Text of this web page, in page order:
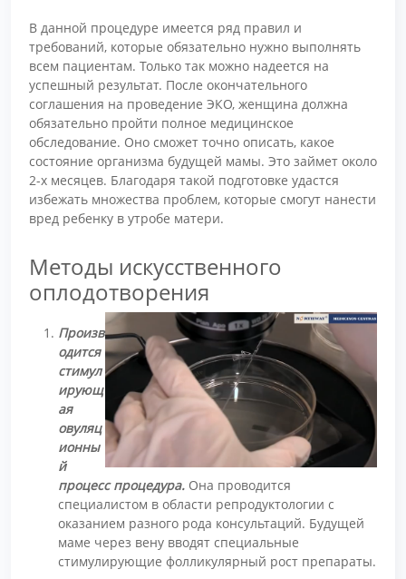
В данной процедуре имеется ряд правил и
требований, которые обязательно нужно выполнять
всем пациентам. Только так можно надеется на
успешный результат. После окончательного
соглашения на проведение ЭКО, женщина должна
обязательно пройти полное медицинское
обследование. Оно сможет точно описать, какое
состояние организма будущей мамы. Это займет около
2-х месяцев. Благодаря такой подготовке удастся
избежать множества проблем, которые смогут нанести
вред ребенку в утробе матери.
Методы искусственного
оплодотворения
Произв
одится
стимул
ирующ
ая
овуляц
ионны
й
процесс процедура. Она проводится
специалистом в области репродуктологии с
оказанием разного рода консультаций. Будущей
маме через вену вводят специальные
стимулирующие фолликулярный рост препараты.